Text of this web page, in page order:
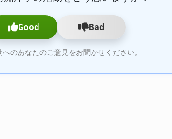
Good Bad
へのあなたのご意見をお聞かせください。